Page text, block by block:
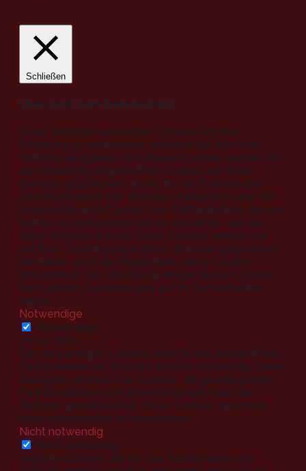
Schließen
Übersicht zum Datenschutz
Diese Website verwendet Cookies, um Ihre
Erfahrung zu verbessern, während Sie durch die
Website navigieren. Von diesen Cookies werden die
als notwendig eingestuften Cookies auf Ihrem
Browser gespeichert, da sie für die Funktion der
Grundfunktionen der Website unerlässlich sind. Wir
verwenden auch Cookies von Drittanbietern, die uns
helfen, zu analysieren und zu verstehen, wie Sie
diese Website nutzen. Diese Cookies werden nur
mit Ihrer Zustimmung in Ihrem Browser gespeichert.
Sie haben auch die Möglichkeit, diese Cookies
abzulehnen. Die Ablehnung einiger dieser Cookies
kann jedoch Auswirkungen auf Ihr Surfverhalten
haben.
Notwendige
Notwendige
immer aktiv
Die notwendigen Cookies sind für das einwandfreie
Funktionieren der Website absolut notwendig. Diese
Kategorie umfasst nur Cookies, die grundlegende
Funktionalitäten und Sicherheitsmerkmale der
Website gewährleisten. Diese Cookies speichern
keine persönlichen Informationen.
Nicht notwendig
Nicht notwendig
Jegliche Cookies, die für das Funktionieren der